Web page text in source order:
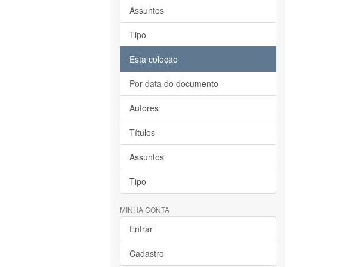
Assuntos
Tipo
Esta coleção
Por data do documento
Autores
Títulos
Assuntos
Tipo
MINHA CONTA
Entrar
Cadastro